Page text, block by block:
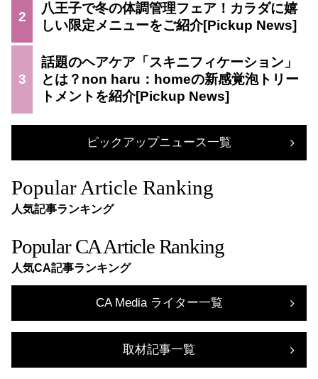
2
八王子で冬の体調管理フェア！カラダに嬉
しい限定メニューをご紹介
3
話題のヘアケア「スキニフィケーション」
とは？non haru：homeの新感覚泡トリー
トメントを紹介
ピックアップニュース一覧
Popular Article Ranking
人気記事ランキング
Popular CA Article Ranking
人気CA記事ランキング
CA Media ライター一覧
取材記事一覧